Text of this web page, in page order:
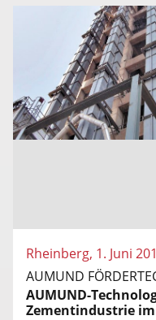
Rheinberg, 1. Juni
AUMUND
AUMUND-
Zementindustrie